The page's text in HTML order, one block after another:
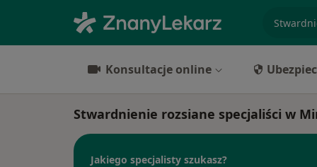
Konsultacje online
Stwardnienie rozsiane specjaliści w
Jakiego specjalisty szukasz?